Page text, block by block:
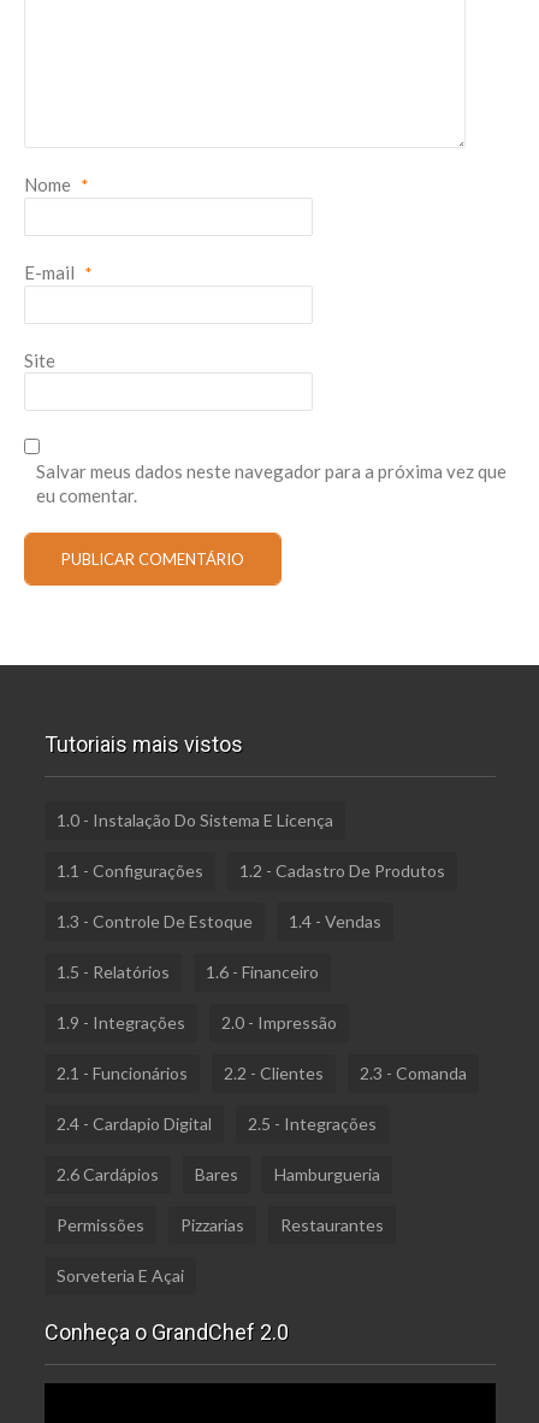
Nome *
E-mail *
Site
Salvar meus dados neste navegador para a próxima vez que
eu comentar.
Tutoriais mais vistos
1.0 - Instalação Do Sistema E Licença
1.1 - Configurações 1.2 - Cadastro De Produtos
1.3 - Controle De Estoque 1.4 - Vendas
1.5 - Relatórios 1.6 - Financeiro
1.9 - Integrações 2.0 - Impressão
2.1 - Funcionários 2.2 - Clientes 2.3 - Comanda
2.4 - Cardapio Digital 2.5 - Integrações
2.6 Cardápios Bares Hamburgueria
Permissões Pizzarias Restaurantes
Sorveteria E Açai
Conheça o GrandChef 2.0